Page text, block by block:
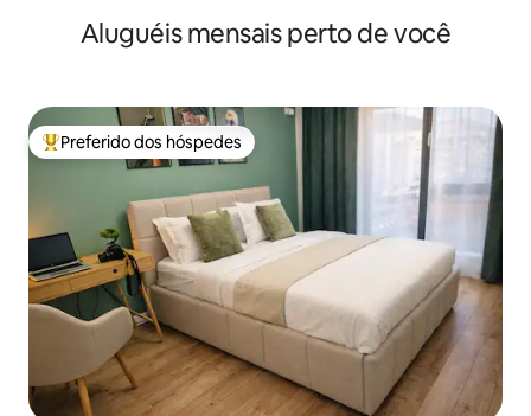
Aluguéis mensais perto de você
Entre os melhores preferidos dos hóspedes
Preferido dos hóspedes